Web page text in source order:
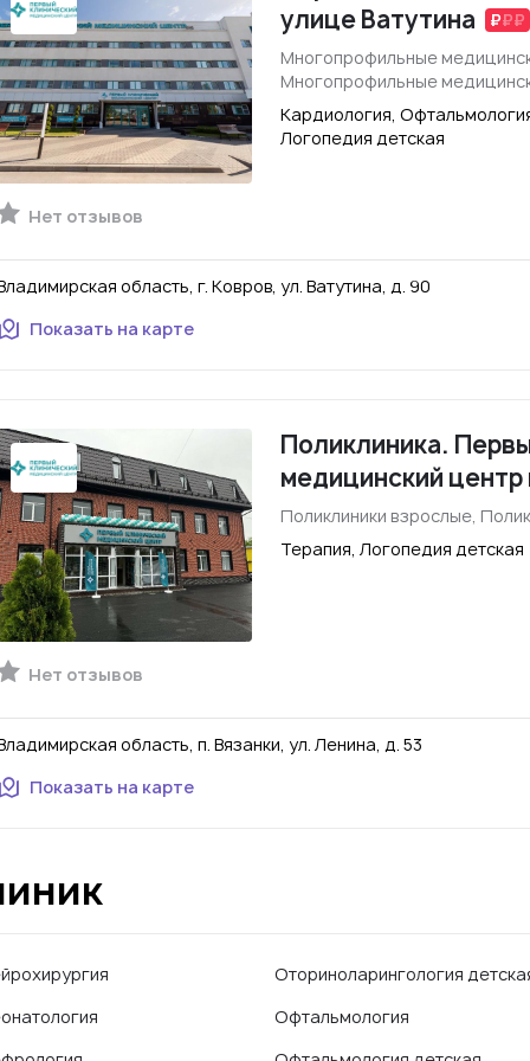
улице Ватутина
Многопрофильные
Многопрофильные
Кардиология,
Логопедия детская
Нет отзывов
область, г. Ковров, ул. Ватутина, д. 90
Показать на карте
Поликлиника.
медицинский
Поликлиники взрослые,
Терапия, Логопедия детская
Нет отзывов
область, п. Вязанки, ул. Ленина, д. 53
Показать на карте
Оториноларингология
Офтальмология